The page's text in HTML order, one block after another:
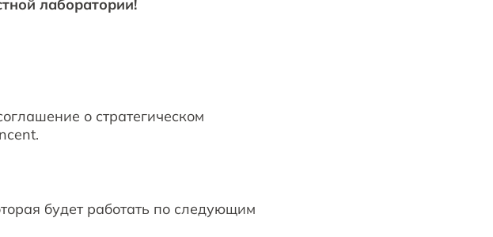
лаборатории!
о стратегическом
будет работать по следующим